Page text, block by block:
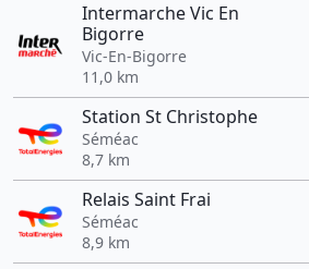
Intermarche Vic En
Bigorre
Vic-En-Bigorre
11,0 km
Station St Christophe
Séméac
8,7 km
Relais Saint Frai
Séméac
8,9 km